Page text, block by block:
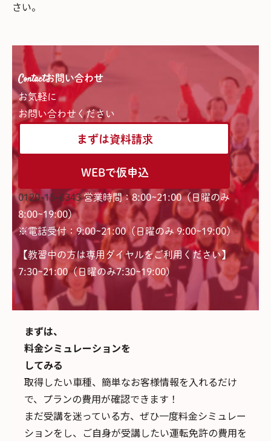
さい。
Contactお問い合わせ
お気軽に
お問い合わせください
まずは資料請求
WEBで仮申込
0120-15-6343 営業時間：8:00~21:00（日曜のみ
8:00~19:00）
※電話受付：9:00~21:00（日曜のみ 9:00~19:00）
【教習中の方は専用ダイヤルをご利用ください】
7:30~21:00（日曜のみ7:30~19:00)
まずは、
料金シミュレーションを
してみる
取得したい車種、簡単なお客様情報を入れるだけ
で、 プランの費用が確認できます！
まだ受講を迷っている方、ぜひ一度料金シミュレー
ションをし、ご自身が受講したい運転免許の費用を